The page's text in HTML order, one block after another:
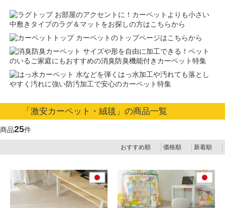
お部屋のアクセントに！カーペットよりも小さい
中敷きタイプのラグ＆マットをお探しの方はこちらから
カーペットのトップページはこちらから
サイズや形を自由に加工できる！ペット
のいるご家庭にもおすすめの消臭防臭機能付きカーペット特集
水などを弾くはっ水加工や汚れても落とし
やすく汚れに強い防汚加工で安心のカーペット特集
「激安カーペット・絨毯」の商品一覧
商品25件
おすすめ順 価格順 新着順